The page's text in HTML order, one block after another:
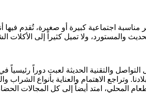
اجتماعية كبيرة أو صغيرة، تُقدم فيها
والتقنية الحديثة لعبت دوراً رئيسياً في
وتراجع الاهتمام والعناية بأنواع